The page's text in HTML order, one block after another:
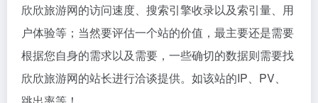
欣欣旅游网的访问速度、搜索引擎收录以及索引量、用
户体验等；当然要评估一个站的价值，最主要还是需要
根据您自身的需求以及需要，一些确切的数据则需要找
欣欣旅游网的站长进行洽谈提供。如该站的IP、PV、